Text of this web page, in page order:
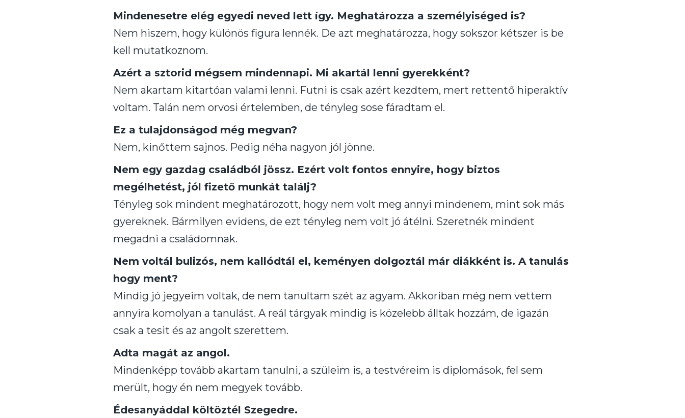
Mindenesetre elég egyedi neved lett így. Meghatározza a személyiséged is?
Nem hiszem, hogy különös figura lennék. De azt meghatározza, hogy sokszor kétszer is be
kell mutatkoznom.
Azért a sztorid mégsem mindennapi. Mi akartál lenni gyerekként?
Nem akartam kitartóan valami lenni. Futni is csak azért kezdtem, mert rettentő hiperaktív
voltam. Talán nem orvosi értelemben, de tényleg sose fáradtam el.
Ez a tulajdonságod még megvan?
Nem, kinőttem sajnos. Pedig néha nagyon jól jönne.
Nem egy gazdag családból jössz. Ezért volt fontos ennyire, hogy biztos
megélhetést, jól fizető munkát találj?
Tényleg sok mindent meghatározott, hogy nem volt meg annyi mindenem, mint sok más
gyereknek. Bármilyen evidens, de ezt tényleg nem volt jó átélni. Szeretnék mindent
megadni a családomnak.
Nem voltál bulizós, nem kallódtál el, keményen dolgoztál már diákként is. A tanulás
hogy ment?
Mindig jó jegyeim voltak, de nem tanultam szét az agyam. Akkoriban még nem vettem
annyira komolyan a tanulást. A reál tárgyak mindig is közelebb álltak hozzám, de igazán
csak a tesit és az angolt szerettem.
Adta magát az angol.
Mindenképp tovább akartam tanulni, a szüleim is, a testvéreim is diplomások, fel sem
merült, hogy én nem megyek tovább.
Édesanyáddal költöztél Szegedre.